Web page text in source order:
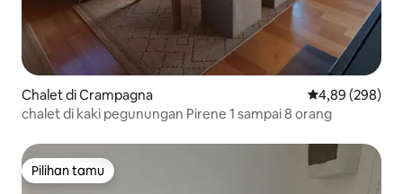
Chalet di Crampagna Nilai rata-rata
4,89 (298)
chalet di kaki pegunungan Pirene 1 sampai 8 orang
Pilihan tamu
Pilihan tamu